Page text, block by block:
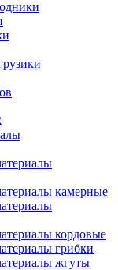
камерные
кордовые
грибки
жгуты